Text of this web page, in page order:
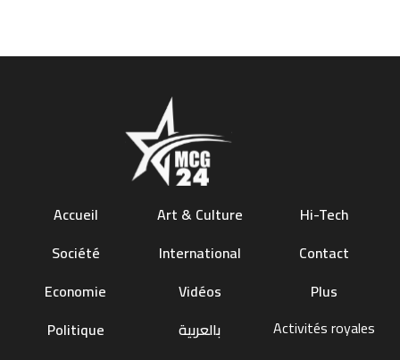
Accueil
Société
Economie
Politique
Art & Culture
International
Vidéos
بالعربية
Hi-Tech
Contact
Plus
Activités royales